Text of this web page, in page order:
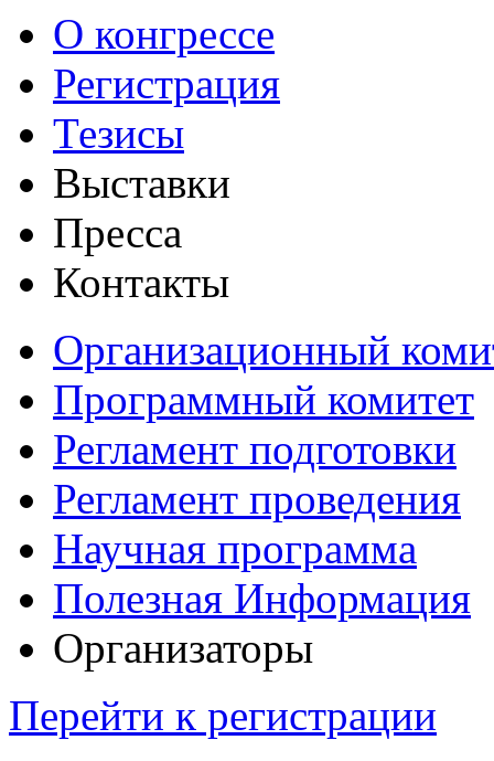
О конгрессе
Регистрация
Тезисы
Выставки
Пресса
Контакты
Организационный
Программный комитет
Регламент подготовки
Регламент проведения
Научная программа
Полезная Информация
Организаторы
Перейти к регистрации